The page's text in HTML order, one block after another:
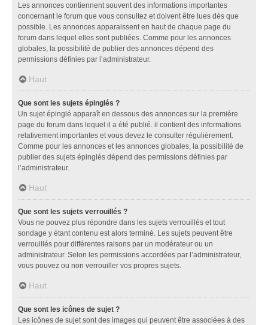
Les annonces contiennent souvent des informations importantes
concernant le forum que vous consultez et doivent être lues dès que
possible. Les annonces apparaissent en haut de chaque page du
forum dans lequel elles sont publiées. Comme pour les annonces
globales, la possibilité de publier des annonces dépend des
permissions définies par l’administrateur.
Haut
Que sont les sujets épinglés ?
Un sujet épinglé apparaît en dessous des annonces sur la première
page du forum dans lequel il a été publié. il contient des informations
relativement importantes et vous devez le consulter régulièrement.
Comme pour les annonces et les annonces globales, la possibilité de
publier des sujets épinglés dépend des permissions définies par
l’administrateur.
Haut
Que sont les sujets verrouillés ?
Vous ne pouvez plus répondre dans les sujets verrouillés et tout
sondage y étant contenu est alors terminé. Les sujets peuvent être
verrouillés pour différentes raisons par un modérateur ou un
administrateur. Selon les permissions accordées par l’administrateur,
vous pouvez ou non verrouiller vos propres sujets.
Haut
Que sont les icônes de sujet ?
Les icônes de sujet sont des images qui peuvent être associées à des